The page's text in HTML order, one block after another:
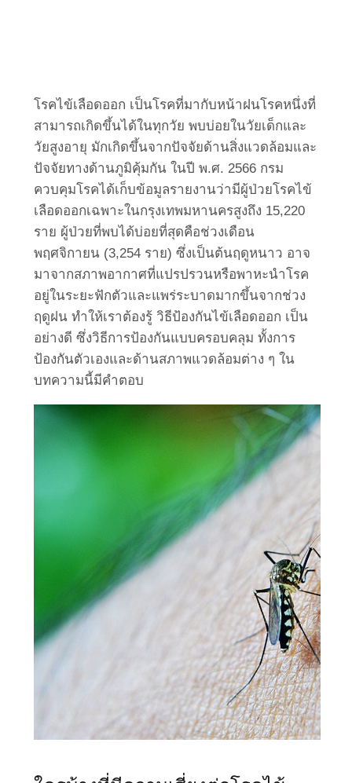
โรคไข้เลือดออก เป็นโรคที่มากับหน้าฝนโรคหนึ่งที่
สามารถเกิดขึ้นได้ในทุกวัย พบบ่อยในวัยเด็กและ
วัยสูงอายุ มักเกิดขึ้นจากปัจจัยด้านสิ่งแวดล้อมและ
ปัจจัยทางด้านภูมิคุ้มกัน ในปี พ.ศ. 2566 กรม
ควบคุมโรคได้เก็บข้อมูลรายงานว่ามีผู้ป่วยโรคไข้
เลือดออกเฉพาะในกรุงเทพมหานครสูงถึง 15,220
ราย ผู้ป่วยที่พบได้บ่อยที่สุดคือช่วงเดือน
พฤศจิกายน (3,254 ราย) ซึ่งเป็นต้นฤดูหนาว อาจ
มาจากสภาพอากาศที่แปรปรวนหรือพาหะนำโรค
อยู่ในระยะฟักตัวและแพร่ระบาดมากขึ้นจากช่วง
ฤดูฝน ทำให้เราต้องรู้ วิธีป้องกันไข้เลือดออก เป็น
อย่างดี ซึ่งวิธีการป้องกันแบบครอบคลุม ทั้งการ
ป้องกันตัวเองและด้านสภาพแวดล้อมต่าง ๆ ใน
บทความนี้มีคำตอบ